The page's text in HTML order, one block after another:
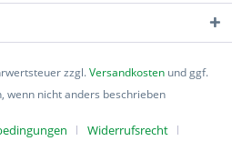
zzgl.Versandkosten und ggf.
wenn nicht anders beschrieben
Widerrufsrecht